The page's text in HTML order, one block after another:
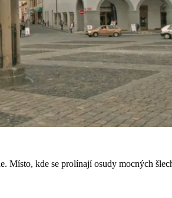
Místo, kde se prolínají osudy mocných